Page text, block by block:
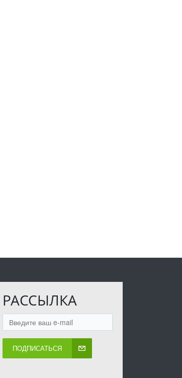
РАССЫЛКА
ПОДПИСАТЬСЯ